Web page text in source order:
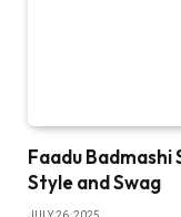
Faadu
Style and Swag